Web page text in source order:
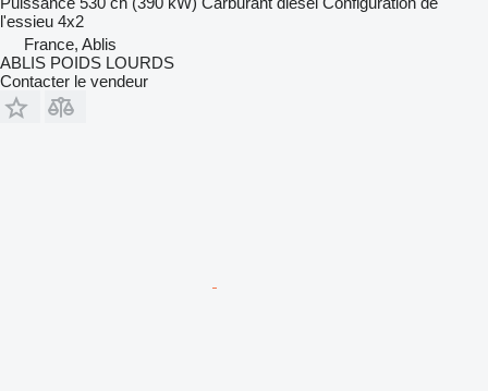
l'essieu 4x2
France, Ablis
ABLIS POIDS LOURDS
Contacter le vendeur